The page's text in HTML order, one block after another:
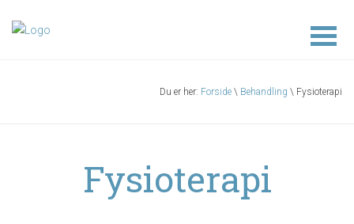
Du er her: Forside \ Behandling \ Fysioterapi
Fysioterapi